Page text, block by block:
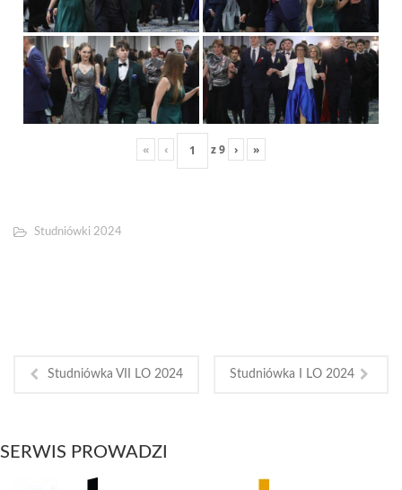
« ‹ z9 › »
Studniówki 2024
Studniówka VII LO 2024 Studniówka I LO 2024
SERWIS PROWADZI